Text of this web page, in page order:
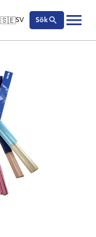
🇸🇪SV Sök